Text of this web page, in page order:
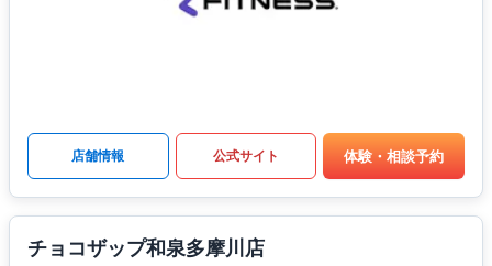
店舗情報 公式サイト 体験・相談予約
チョコザップ和泉多摩川店